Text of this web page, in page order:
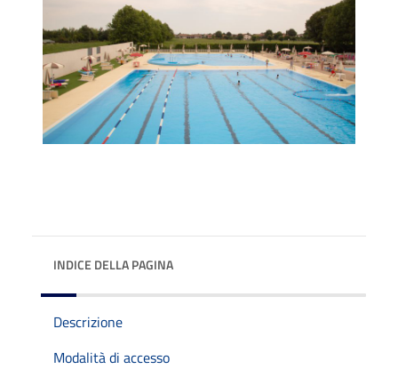
INDICE DELLA PAGINA
Descrizione
Modalità di accesso